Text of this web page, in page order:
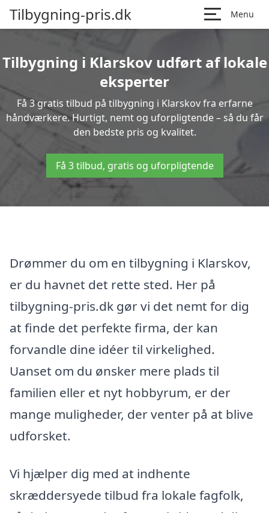
Tilbygning-pris.dk Menu
Tilbygning i Klarskov udført af lokale
eksperter
Få 3 gratis tilbud på tilbygning i Klarskov fra erfarne
håndværkere. Hurtigt, nemt og uforpligtende – så du får
den bedste pris og kvalitet.
Få 3 tilbud, gratis og uforpligtende
Drømmer du om en tilbygning i Klarskov,
er du havnet det rette sted. Her på
tilbygning-pris.dk gør vi det nemt for dig
at finde det perfekte firma, der kan
forvandle dine idéer til virkelighed.
Uanset om du ønsker mere plads til
familien eller et nyt hobbyrum, er der
mange muligheder, der venter på at blive
udforsket.
Vi hjælper dig med at indhente
skræddersyede tilbud fra lokale fagfolk,